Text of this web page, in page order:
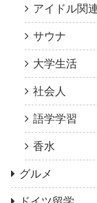
アイドル関
サウナ
大学生活
社会人
語学学習
香水
グルメ